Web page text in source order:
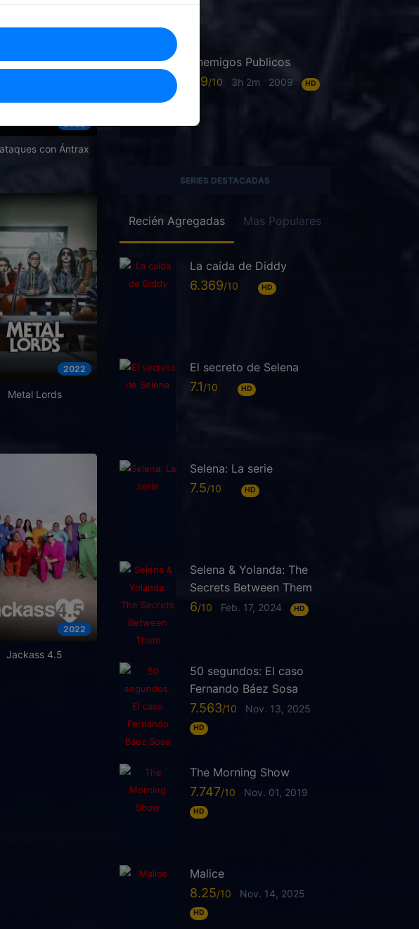
con Ántrax
2022
Metal Lords
2022
Jackass 4.5
Enemigos Publicos
6.9 3h 2m 2009 HD
SERIES DESTACADAS
Recién Agregadas Mas Populares
La caída de Diddy
6.369 HD
El secreto de Selena
7.1 HD
Selena: La serie
7.5 HD
Selena & Yolanda: The
Secrets Between Them
6 Feb. 17, 2024 HD
50 segundos: El caso
Fernando Báez Sosa
7.563 Nov. 13, 2025
HD
The Morning Show
7.747 Nov. 01, 2019
HD
Malice
8.25 Nov. 14, 2025
HD